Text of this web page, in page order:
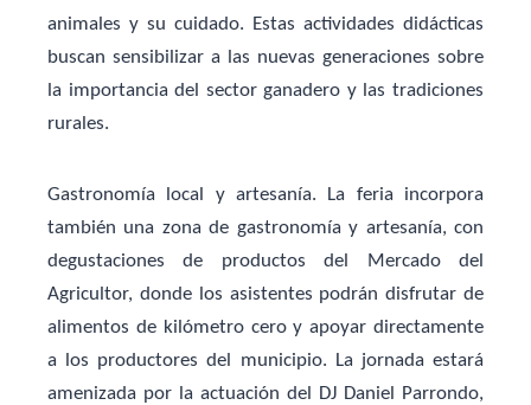
animales y su cuidado. Estas actividades didácticas
buscan sensibilizar a las nuevas generaciones sobre
la importancia del sector ganadero y las tradiciones
rurales.
Gastronomía local y artesanía. La feria incorpora
también una zona de gastronomía y artesanía, con
degustaciones de productos del Mercado del
Agricultor, donde los asistentes podrán disfrutar de
alimentos de kilómetro cero y apoyar directamente
a los productores del municipio. La jornada estará
amenizada por la actuación del DJ Daniel Parrondo,